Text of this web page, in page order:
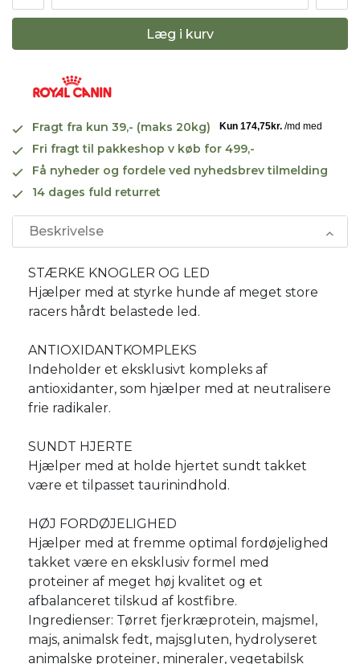
Læg i kurv
Fragt fra kun 39,- (maks 20kg)
Fri fragt til pakkeshop v køb for 499,-
Få nyheder og fordele ved nyhedsbrev tilmelding
14 dages fuld returret
Beskrivelse
STÆRKE KNOGLER OG LED
Hjælper med at styrke hunde af meget store
racers hårdt belastede led.
ANTIOXIDANTKOMPLEKS
Indeholder et eksklusivt kompleks af
antioxidanter, som hjælper med at neutralisere
frie radikaler.
SUNDT HJERTE
Hjælper med at holde hjertet sundt takket
være et tilpasset taurinindhold.
HØJ FORDØJELIGHED
Hjælper med at fremme optimal fordøjelighed
takket være en eksklusiv formel med
proteiner af meget høj kvalitet og et
afbalanceret tilskud af kostfibre.
Ingredienser: Tørret fjerkræprotein, majsmel,
majs, animalsk fedt, majsgluten, hydrolyseret
animalske proteiner, mineraler, vegetabilsk